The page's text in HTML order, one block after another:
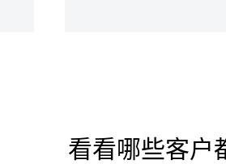
看看哪些客户